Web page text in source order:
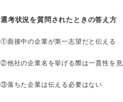
選考状況を質問されたときの答え方
①面接中の企業が第一志望だと伝える
②他社の企業名を挙げる際は一貫性を
③落ちた企業は伝える必要はない